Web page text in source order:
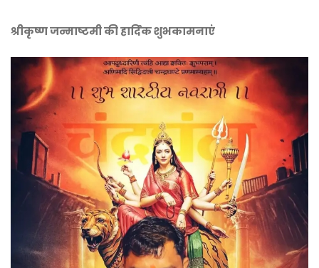
श्रीकृष्ण जन्माष्टमी की हार्दिक शुभकामनाएं